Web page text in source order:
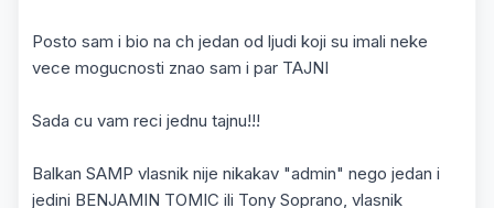
Posto sam i bio na ch jedan od ljudi koji su imali neke
vece mogucnosti znao sam i par TAJNI
Sada cu vam reci jednu tajnu!!!
Balkan SAMP vlasnik nije nikakav "admin" nego jedan i
jedini BENJAMIN TOMIC ili Tony Soprano, vlasnik